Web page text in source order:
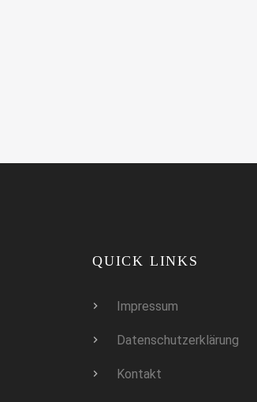
QUICK LINKS
Impressum
Datenschutzerklärung
Kontakt